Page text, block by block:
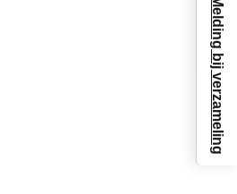
Melding bij verzameling